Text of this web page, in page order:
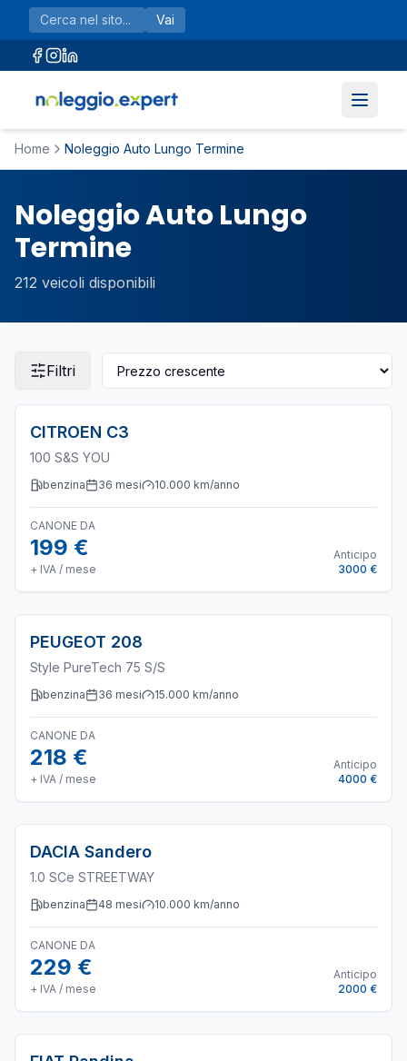
Vai al contenuto principale
Vai
Home Noleggio Auto Lungo Termine
Noleggio Auto Lungo
Termine
212 veicoli disponibili
Filtri
CITROEN C3
100 S&S YOU
benzina 36 mesi 10.000 km/anno
CANONE DA
199 €
+ IVA / mese
Anticipo
3000 €
PEUGEOT 208
Style PureTech 75 S/S
benzina 36 mesi 15.000 km/anno
CANONE DA
218 €
+ IVA / mese
Anticipo
4000 €
DACIA Sandero
1.0 SCe STREETWAY
benzina 48 mesi 10.000 km/anno
CANONE DA
229 €
+ IVA / mese
Anticipo
2000 €